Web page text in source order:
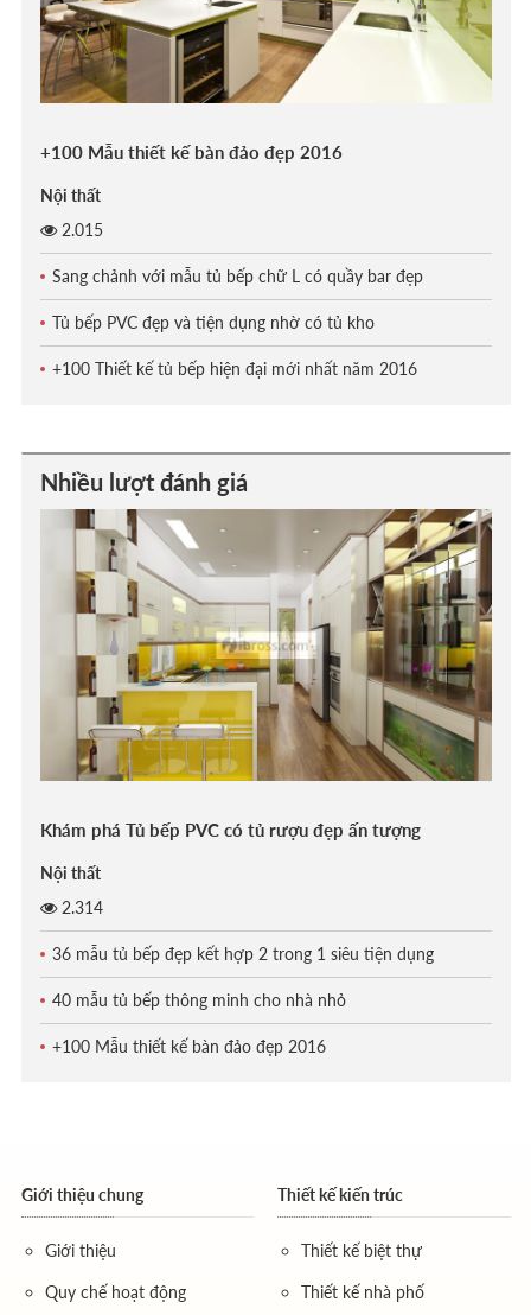
+100 Mẫu thiết kế bàn đảo đẹp 2016
Nội thất
2.015
Sang chảnh với mẫu tủ bếp chữ L có quầy bar đẹp
Tủ bếp PVC đẹp và tiện dụng nhờ có tủ kho
+100 Thiết kế tủ bếp hiện đại mới nhất năm 2016
Nhiều lượt đánh giá
Khám phá Tủ bếp PVC có tủ rượu đẹp ấn tượng
Nội thất
2.314
36 mẫu tủ bếp đẹp kết hợp 2 trong 1 siêu tiện dụng
40 mẫu tủ bếp thông minh cho nhà nhỏ
+100 Mẫu thiết kế bàn đảo đẹp 2016
Giới thiệu chung
Giới thiệu
Quy chế hoạt động
Thiết kế kiến trúc
Thiết kế biệt thự
Thiết kế nhà phố